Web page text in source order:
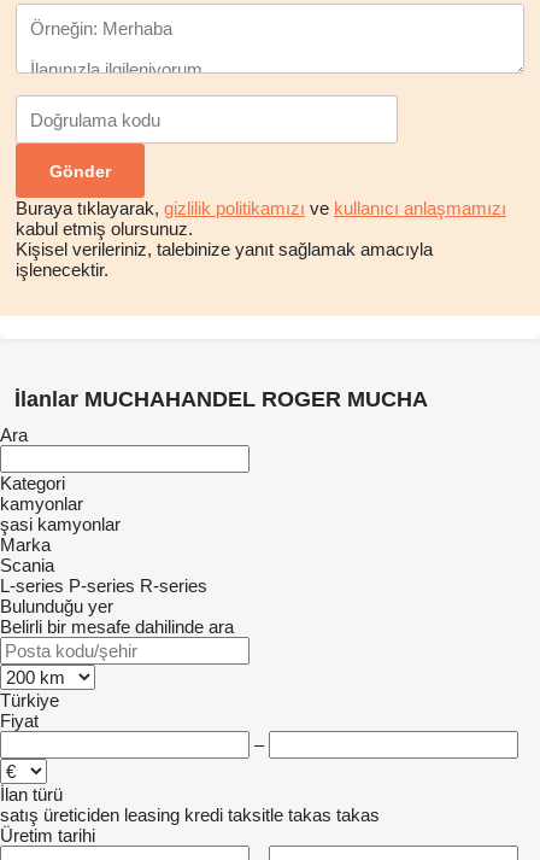
Buraya tıklayarak, gizlilik politikamızı ve kullanıcı anlaşmamızı
kabul etmiş olursunuz.
Kişisel verileriniz, talebinize yanıt sağlamak amacıyla
işlenecektir.
İlanlar MUCHAHANDEL ROGER MUCHA
Ara
Kategori
kamyonlar
şasi kamyonlar
Marka
Scania
L-series P-series R-series
Bulunduğu yer
Belirli bir mesafe dahilinde ara
Türkiye
Fiyat
–
İlan türü
satış üreticiden leasing kredi taksitle takas takas
Üretim tarihi